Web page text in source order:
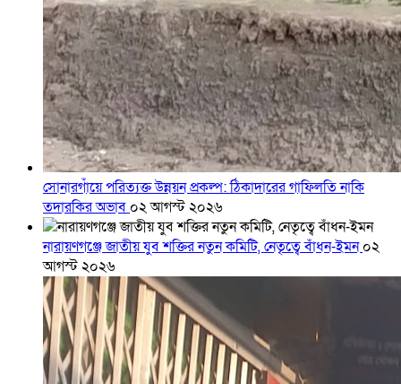
সোনারগাঁয়ে পরিত্যক্ত উন্নয়ন প্রকল্প: ঠিকাদারের গাফিলতি নাকি
তদারকির অভাব ০২ আগস্ট ২০২৬
নারায়ণগঞ্জে জাতীয় যুব শক্তির নতুন কমিটি, নেতৃত্বে বাঁধন-ইমন০২
আগস্ট ২০২৬